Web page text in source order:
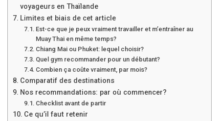
voyageurs en Thaïlande
Limites et biais de cet article
Est-ce que je peux vraiment travailler et m’entraîner au
Muay Thai en même temps?
Chiang Mai ou Phuket: lequel choisir?
Quel gym recommander pour un débutant?
Combien ça coûte vraiment, par mois?
Comparatif des destinations
Nos recommandations: par où commencer?
Checklist avant de partir
Ce qu’il faut retenir